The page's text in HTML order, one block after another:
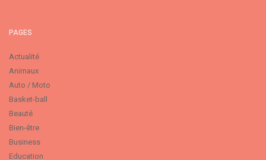
PAGES
Actualité
Animaux
Auto / Moto
Basket-ball
Beauté
Bien-être
Business
Education